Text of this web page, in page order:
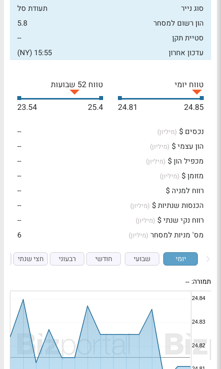
סוג נייר
תעודת סל
הון רשום למסחר
5.8
סטיית תקן
--
עדכון אחרון
15:55 (NY)
טווח יומי
24.85
24.81
טווח 52 שבועות
25.4
23.54
נכסים $ (מיליון)
--
הון עצמי $ (מיליון)
--
מכפיל הון $ (מיליון)
--
מזומן $ (מיליון)
--
רווח למניה $
--
הכנסות שנתיות $ (מיליון)
--
רווח נקי שנתי $ (מיליון)
--
מס' מניות למסחר (מיליון) 6
יומי שבועי חודשי רבעוני חצי שנתי
תמורה: --